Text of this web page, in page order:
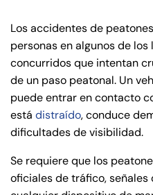
Los accidentes de
personas en algunos de
concurridos que intentan
de un paso peatonal. Un
puede entrar en contacto
está distraído, conduce
dificultades de visibilidad.
Se requiere que los
oficiales de tráfico,